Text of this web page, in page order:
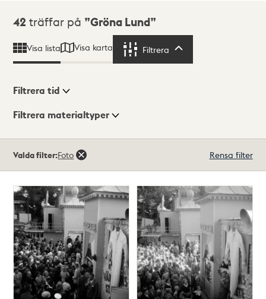
Sökresultat
42 träffar på Gröna Lund
Visa lista Visa karta Filtrera
Visningsläge
Filtrera tid
Filtrera materialtyper
träffar
Valda filter:Foto Rensa filter